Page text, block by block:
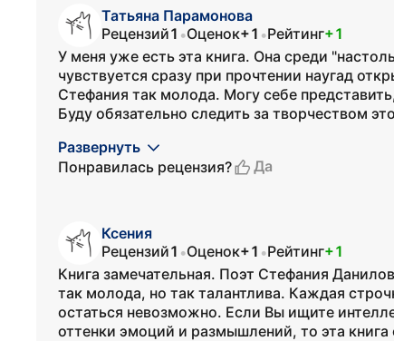
Татьяна Парамонова
Рецензий1 •Оценок+1 •Рейтинг+1
У меня уже есть эта книга. Она среди
чувствуется сразу при прочтении наугад
Стефания так молода. Могу себе
Буду обязательно следить за творчеством
Развернуть
Понравилась рецензия?
Да
Ксения
Рецензий1 •Оценок+1 •Рейтинг+1
Книга замечательная. Поэт Стефания
так молода, но так талантлива. Каждая
остаться невозможно. Если Вы ищите
оттенки эмоций и размышлений, то эта книга